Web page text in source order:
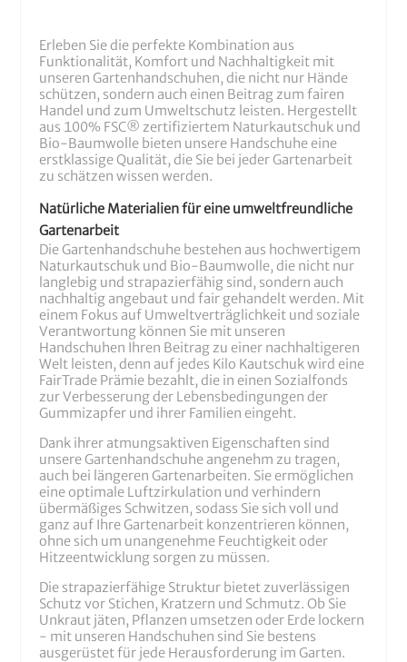
Erleben Sie die perfekte Kombination aus
Funktionalität, Komfort und Nachhaltigkeit mit
unseren Gartenhandschuhen, die nicht nur Hände
schützen, sondern auch einen Beitrag zum fairen
Handel und zum Umweltschutz leisten. Hergestellt
aus 100% FSC®zertifiziertem Naturkautschuk und
Bio-Baumwolle bieten unsere Handschuhe eine
erstklassige Qualität, die Sie bei jeder Gartenarbeit
zu schätzen wissen werden.
Natürliche Materialien für eine umweltfreundliche
Gartenarbeit
Die Gartenhandschuhe bestehen aus hochwertigem
Naturkautschuk und Bio-Baumwolle, die nicht nur
langlebig und strapazierfähig sind, sondern auch
nachhaltig angebaut und fair gehandelt werden. Mit
einem Fokus auf Umweltverträglichkeit und soziale
Verantwortung können Sie mit unseren
Handschuhen Ihren Beitrag zu einer nachhaltigeren
Welt leisten, denn auf jedes Kilo Kautschuk wird eine
FairTrade Prämie bezahlt, die in einen Sozialfonds
zur Verbesserung der Lebensbedingungen der
Gummizapfer und ihrer Familien eingeht.
Dank ihrer atmungsaktiven Eigenschaften sind
unsere Gartenhandschuhe angenehm zu tragen,
auch bei längeren Gartenarbeiten. Sie ermöglichen
eine optimale Luftzirkulation und verhindern
übermäßiges Schwitzen, sodass Sie sich voll und
ganz auf Ihre Gartenarbeit konzentrieren können,
ohne sich um unangenehme Feuchtigkeit oder
Hitzeentwicklung sorgen zu müssen.
Die strapazierfähige Struktur bietet zuverlässigen
Schutz vor Stichen, Kratzern und Schmutz. Ob Sie
Unkraut jäten, Pflanzen umsetzen oder Erde lockern
- mit unseren Handschuhen sind Sie bestens
ausgerüstet für jede Herausforderung im Garten.